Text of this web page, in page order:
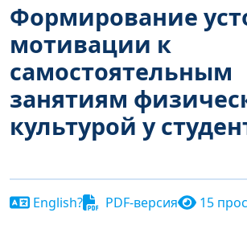
Формирование
мотивации к
самостоятельным
занятиям
культурой у
English? PDF-версия 15